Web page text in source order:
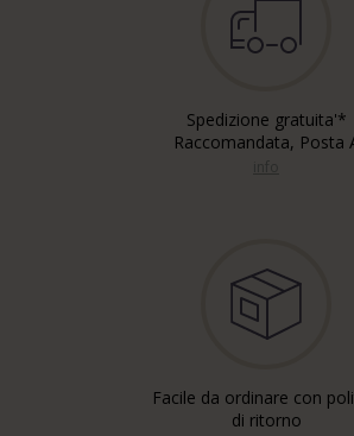
Spedizione gratuita'*
Raccomandata, Posta
Facile da ordinare con
di ritorno